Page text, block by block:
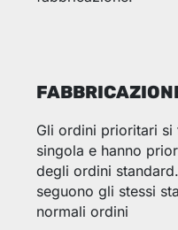
Gli ordini prioritari si
singola e hanno
degli ordini
seguono gli stessi
normali ordini